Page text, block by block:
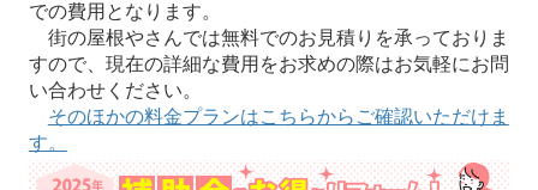
での費用となります。
街の屋根やさんでは無料でのお見積りを承っておりま
すので、現在の詳細な費用をお求めの際はお気軽にお問
い合わせください。
そのほかの料金プランはこちらからご確認いただけま
す。